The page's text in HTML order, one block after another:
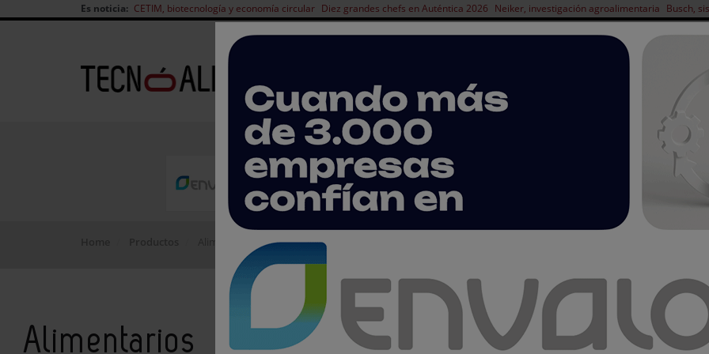
Es noticia: CETIM, biotecnología y economía circular Diez grandes chefs en Auténtica 2026 Neiker, investigación agroalimentaria Busch,
NOTICIAS ARTÍCULOS
Alimentarios